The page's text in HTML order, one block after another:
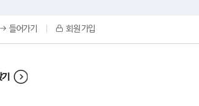
들어가기 회원 가입